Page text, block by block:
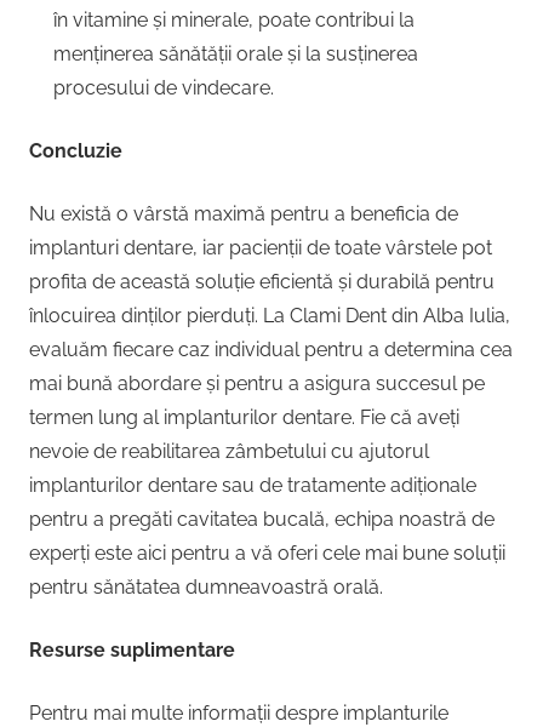
în vitamine și minerale, poate contribui la
menținerea sănătății orale și la susținerea
procesului de vindecare.
Concluzie
Nu există o vârstă maximă pentru a beneficia de
implanturi dentare, iar pacienții de toate vârstele pot
profita de această soluție eficientă și durabilă pentru
înlocuirea dinților pierduți. La Clami Dent din Alba Iulia,
evaluăm fiecare caz individual pentru a determina cea
mai bună abordare și pentru a asigura succesul pe
termen lung al implanturilor dentare. Fie că aveți
nevoie de reabilitarea zâmbetului cu ajutorul
implanturilor dentare sau de tratamente adiționale
pentru a pregăti cavitatea bucală, echipa noastră de
experți este aici pentru a vă oferi cele mai bune soluții
pentru sănătatea dumneavoastră orală.
Resurse suplimentare
Pentru mai multe informații despre implanturile